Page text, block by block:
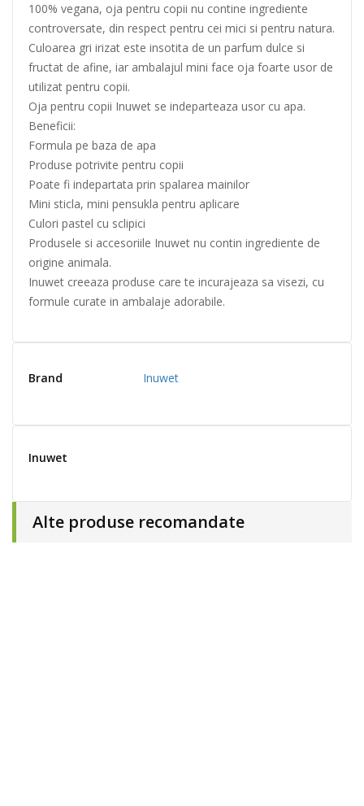
100% vegana, oja pentru copii nu contine ingrediente
controversate, din respect pentru cei mici si pentru natura.
Culoarea gri irizat este insotita de un parfum dulce si
fructat de afine, iar ambalajul mini face oja foarte usor de
utilizat pentru copii.
Oja pentru copii Inuwet se indeparteaza usor cu apa.
Beneficii:
Formula pe baza de apa
Produse potrivite pentru copii
Poate fi indepartata prin spalarea mainilor
Mini sticla, mini pensukla pentru aplicare
Culori pastel cu sclipici
Produsele si accesoriile Inuwet nu contin ingrediente de
origine animala.
Inuwet creeaza produse care te incurajeaza sa visezi, cu
formule curate in ambalaje adorabile.
Brand Inuwet
Inuwet
Alte produse recomandate